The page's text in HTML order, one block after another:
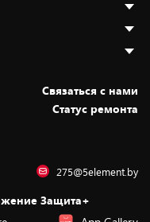
Cвязаться с нами
Статус ремонта
275@5element.by
Защита+